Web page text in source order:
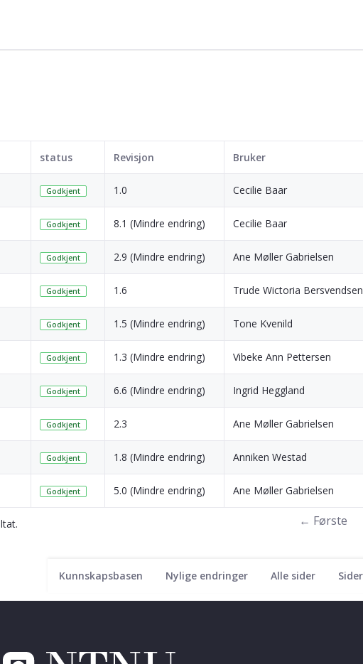
Kunnskapsbasen Nylige endringer Alle sider
status Revisjon Bruker
Godkjent 1.0 Cecilie Baar
Godkjent 8.1 (Mindre endring) Cecilie Baar
Godkjent 2.9 (Mindre endring) Ane Møller Gabrielsen
Godkjent 1.6 Trude Wictoria Bersvendsen
Godkjent 1.5 (Mindre endring) Tone Kvenild
Godkjent 1.3 (Mindre endring) Vibeke Ann Pettersen
Godkjent 6.6 (Mindre endring) Ingrid Heggland
Godkjent 2.3 Ane Møller Gabrielsen
Godkjent 1.8 (Mindre endring) Anniken Westad
Godkjent 5.0 (Mindre endring) Ane Møller Gabrielsen
← Første